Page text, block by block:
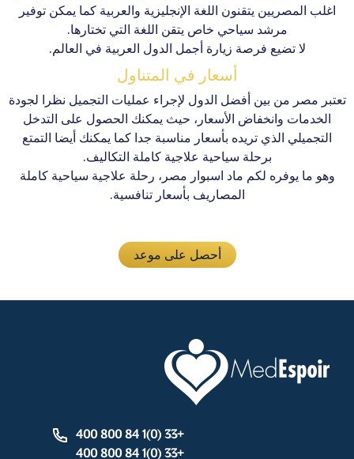
اغلب المصريين يتقنون اللغة الإنجليزية والعربية كما يمكن توفير
مرشد سياحي خاص يتقن اللغة التي تختارها.
لا تضيع فرصة زيارة أجمل الدول العربية في العالم.
أسعار في المتناول
تعتبر مصر من بين أفضل الدول لإجراء عمليات التجميل نظرا لجودة
الخدمات وانخفاض الأسعار، حيث يمكنك الحصول على التدخل
التجميلي الذي تريده بأسعار مناسبة جدا كما يمكنك أيضا التمتع
برحلة سياحية علاجية كاملة التكاليف.
وهو ما يوفره لكم ماد اسبوار مصر، رحلة علاجية سياحية كاملة
المصاريف بأسعار تنافسية.
أحصل على موعد
+33 (0)1 84 800 400
+33 (0)1 84 800 400